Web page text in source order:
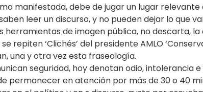
manifestada, debe de jugar un lugar
leer un discurso, y no pueden dejar lo que
herramientas de imagen pública, no descarta,
repiten ‘Clichés’ del presidente AMLO
una y otra vez esta fraseología.
seguridad, hoy denotan odio, intolerancia
permanecer en atención por más de 30 o 40